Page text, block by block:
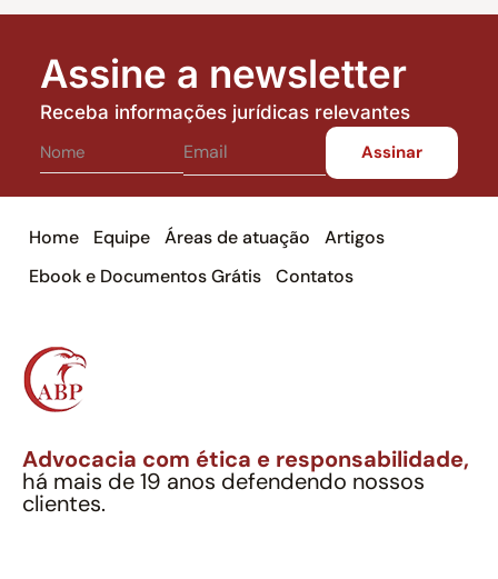
Assine a newsletter
Receba informações jurídicas relevantes
Home Equipe Áreas de atuação
Artigos
Ebook e Documentos Grátis
Contatos
Advocacia com ética e responsabilidade,
há mais de 19 anos defendendo nossos
clientes.